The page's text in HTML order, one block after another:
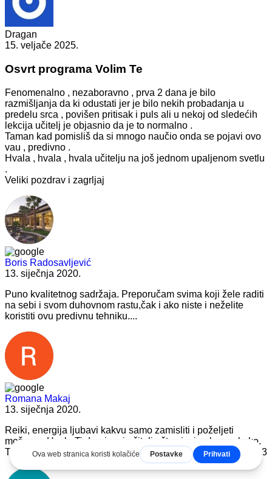
Dragan
15. veljače 2025.
Osvrt programa Volim Te
Fenomenalno , nezaboravno , prva 2 dana je bilo
razmišljanja da ki odustati jer je bilo nekih probadanja u
predelu srca , povišen pritisak i puls ali u nekoj od sledećih
lekcija učitelj je objasnio da je to normalno .
Taman kad pomisliš da si mnogo naučio onda se pojavi ovo
vau , predivno .
Hvala , hvala , hvala učitelju na još jednom upaljenom svetlu
.
Veliki pozdrav i zagrljaj
Boris Radosavljević
13. siječnja 2020.
Puno kvalitetnog sadržaja. Preporučam svima koji žele raditi
na sebi i svom duhovnom rastu,čak i ako niste i neželite
koristiti ovu predivnu tehniku....
Romana Makaj
13. siječnja 2020.
Reiki, energija ljubavi kakvu samo zamisliti i poželjeti
možemo. Hvala Ti dragi moj učitelju što si mi pokazao kako.
Tvoje veliko srce, nesebični rad i učenje - neprocjenjivo je <3